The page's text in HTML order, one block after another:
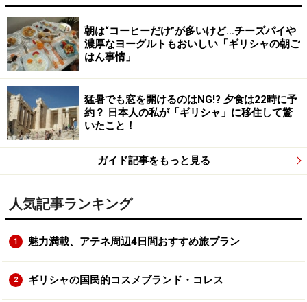
朝は“コーヒーだけ”が多いけど…チーズパイや
濃厚なヨーグルトもおいしい「ギリシャの朝ご
はん事情」
猛暑でも窓を開けるのはNG!? 夕食は22時に予
約？ 日本人の私が「ギリシャ」に移住して驚
いたこと！
ガイド記事をもっと見る
人気記事ランキング
1 魅力満載、アテネ周辺4日間おすすめ旅プラン
2 ギリシャの国民的コスメブランド・コレス